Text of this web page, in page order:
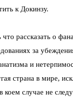
к Докинзу.
рассказать о
за
и
страна в мире,
коем случае не